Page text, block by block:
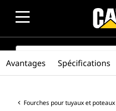
SEARCH
Fourches pour tuyaux et poteaux
Avantages Spécifications